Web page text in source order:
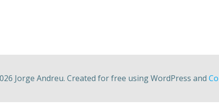
Jorge Andreu. Created for free using WordPress and